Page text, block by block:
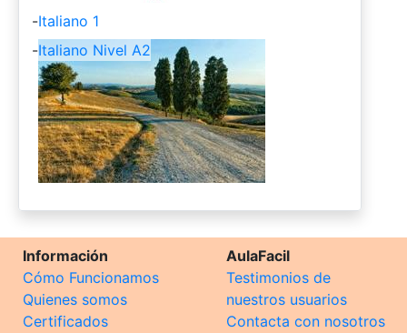
-Italiano 1
-Italiano Nivel A2
Información
Cómo Funcionamos
Quienes somos
Certificados
AulaFacil
Testimonios de
nuestros usuarios
Contacta con nosotros